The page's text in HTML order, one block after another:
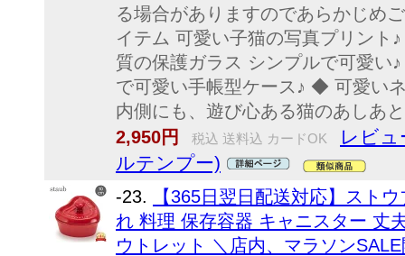
る場合がありますのであらかじ
イテム 可愛い子猫の写真プリント
質の保護ガラス シンプルで可愛い
で可愛い手帳型ケース♪ ◆ 可愛い
内側にも、遊び心ある猫のあしあ
2,950円
税込 送料込 カードOK
レビュ
ルテンプー)
-23.
【365日翌日配送対応】スト
れ 料理 保存容器 キャニスター 丈
ウトレット ＼店内、マラソン